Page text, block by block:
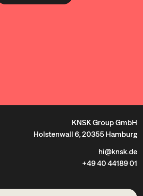
KNSK Group GmbH
Holstenwall 6, 20355 Hamburg
hi@knsk.de
+49 40 44189 01